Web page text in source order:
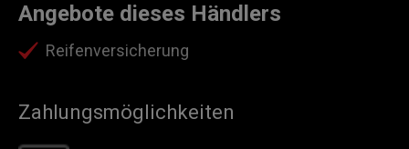
Angebote dieses Händlers
Reifenversicherung
Zahlungsmöglichkeiten